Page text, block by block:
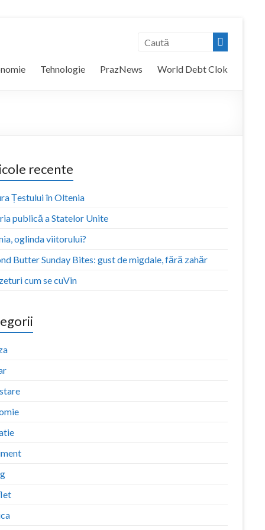
Tehnologie PrazNews World Debt Clok
recente
Țestului în Oltenia
publică a Statelor Unite
oglinda viitorului?
Butter Sunday Bites: gust de migdale, fără zahăr
cum se cuVin